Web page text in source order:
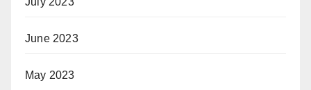
June 2023
May 2023